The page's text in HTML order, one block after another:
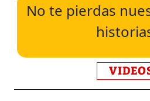
No te pierdas